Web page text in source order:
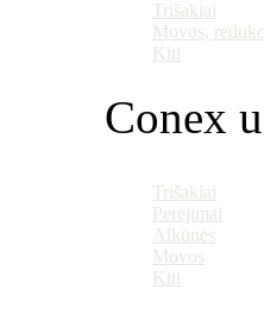
Trišakiai
Movos,
Kiti
Conex
Trišakiai
Perėjimai
Alkūnės
Movos
Kiti